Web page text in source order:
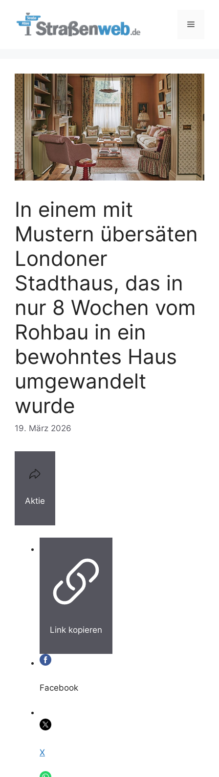
Menü
In einem mit
Mustern übersäten
Londoner
Stadthaus, das in
nur 8 Wochen vom
Rohbau in ein
bewohntes Haus
umgewandelt
wurde
19. März 2026
Aktie
Link kopieren
Facebook
X